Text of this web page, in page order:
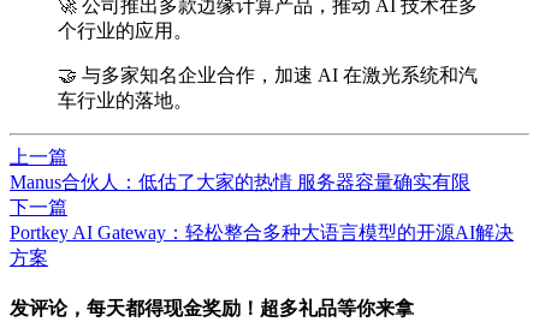
🚀 公司推出多款边缘计算产品，推动 AI 技术在多
个行业的应用。
🤝 与多家知名企业合作，加速 AI 在激光系统和汽
车行业的落地。
上一篇
Manus合伙人：低估了大家的热情 服务器容量确实有限
下一篇
Portkey AI Gateway：轻松整合多种大语言模型的开源AI解决
方案
发评论，每天都得现金奖励！超多礼品等你来拿